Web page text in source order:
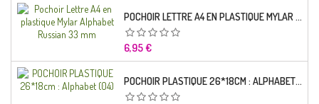
POCHOIR LETTRE A4 EN PLASTIQUE MYLAR ALPHABET RUSSIAN 33 MM
Prix
6,95 €
POCHOIR PLASTIQUE 26*18CM : ALPHABET (04)